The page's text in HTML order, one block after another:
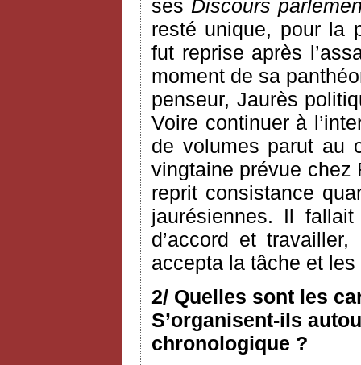
ses Discours
resté unique, pour la
fut reprise après
moment de sa
penseur, Jaurès
Voire continuer à
de volumes parut au
vingtaine prévue chez
reprit consistance
jaurésiennes. Il
d’accord et
accepta la tâche et
2/ Quelles sont les
S’organisent-ils
chronologique ?